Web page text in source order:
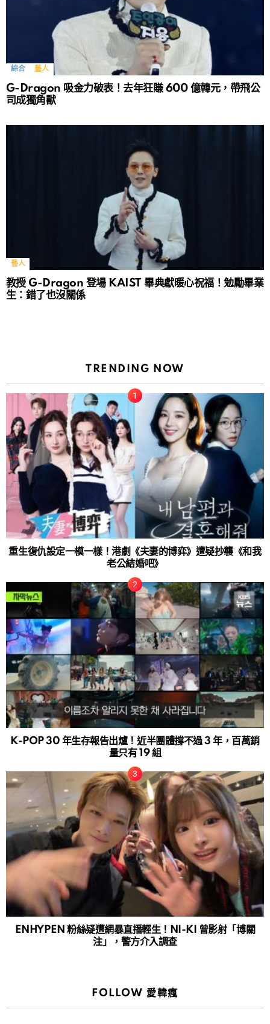
綜合 藝人
G-Dragon 吸金力破表！去年狂賺 600 億韓元，帶飛公
司成獨角獸
藝人
教授 G-Dragon 登場 KAIST 畢典獻暖心祝福！勉勵畢業
生：錯了也沒關係
TRENDING NOW
重生復仇設定一模一樣！港劇《夫妻的博弈》遭疑抄襲《和我
老公結婚吧》
K-POP 30 年生存報告出爐！近半團體撐不過 3 年，百萬銷
量只有 19 組
ENHYPEN 粉絲疑遭網暴直播輕生！NI-KI 曾影射「博關
注」，警方介入調查
FOLLOW 愛韓瘋